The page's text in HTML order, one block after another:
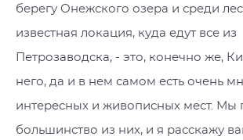
берегу Онежского озера и среди
известная локация, куда едут все из
Петрозаводска, - это, конечно же,
него, да и в нем самом есть очень
интересных и живописных мест. Мы
большинство из них, и я расскажу